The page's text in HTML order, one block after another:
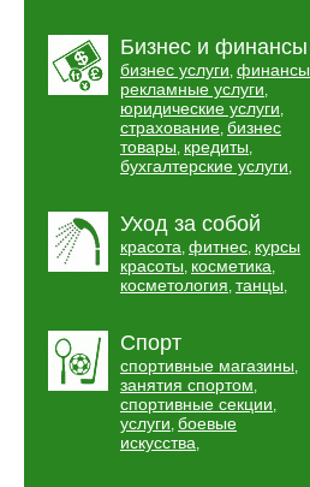
Бизнес и финансы
бизнес услуги, финансы
рекламные услуги,
юридические услуги,
страхование, бизнес
товары, кредиты,
бухгалтерские услуги,
Уход за собой
красота, фитнес, курсы
красоты, косметика,
косметология, танцы,
Спорт
спортивные магазины,
занятия спортом,
спортивные секции,
услуги, боевые
искусства,